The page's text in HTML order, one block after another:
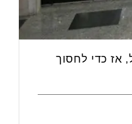
אז כדי לחסוך